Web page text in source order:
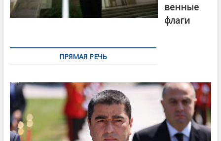
венные
флаги
ПРЯМАЯ РЕЧЬ